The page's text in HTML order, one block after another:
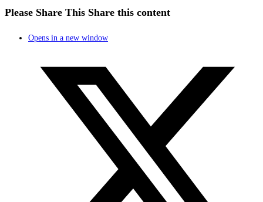
Please Share This Share this content
Opens in a new window